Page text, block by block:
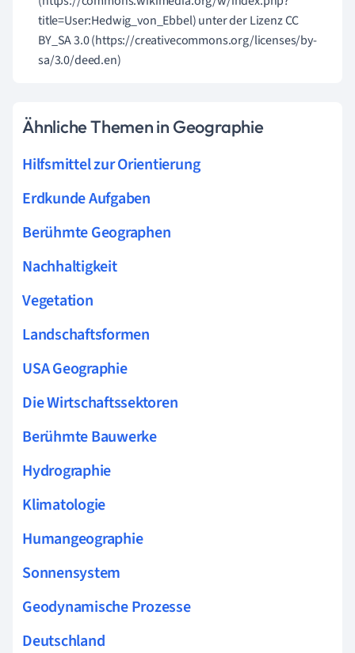
title=User:Hedwig_von_Ebbel) unter der Lizenz CC
BY_SA 3.0 (https://creativecommons.org/licenses/by-
sa/3.0/deed.en)
Ähnliche Themen in Geographie
Hilfsmittel zur Orientierung
Erdkunde Aufgaben
Berühmte Geographen
Nachhaltigkeit
Vegetation
Landschaftsformen
USA Geographie
Die Wirtschaftssektoren
Berühmte Bauwerke
Hydrographie
Klimatologie
Humangeographie
Sonnensystem
Geodynamische Prozesse
Deutschland